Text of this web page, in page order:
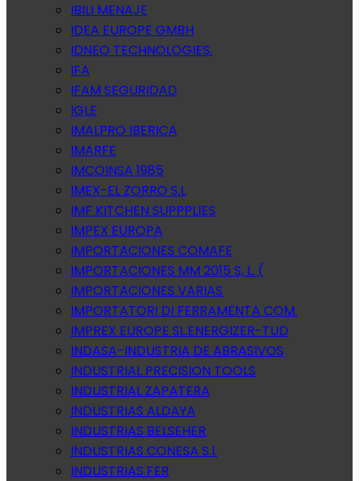
IBILI MENAJE
IDEA EUROPE GMBH
IDNEO TECHNOLOGIES.
IFA
IFAM SEGURIDAD
IGLE
IMALPRO IBERICA
IMARFE
IMCOINSA 1985
IMEX-EL ZORRO S.L
IMF KITCHEN SUPPPLIES
IMPEX EUROPA
IMPORTACIONES COMAFE
IMPORTACIONES MM 2015 S, L. (
IMPORTACIONES VARIAS
IMPORTATORI DI FERRAMENTA COM.
IMPREX EUROPE SL.ENERGIZER-TUD
INDASA-INDUSTRIA DE ABRASIVOS
INDUSTRIAL PRECISION TOOLS
INDUSTRIAL ZAPATERA
INDUSTRIAS ALDAYA
INDUSTRIAS BELSEHER
INDUSTRIAS CONESA S.l.
INDUSTRIAS FER